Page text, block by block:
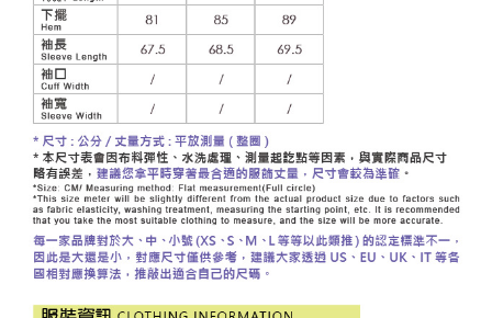
１．透過由恩沛科技股份有限公司提供之「AFTEE先享後付」服務完成之交
易，需依本服務之必要範圍內提供個人資料，並將交易相關給付款項請求債
權轉讓予恩沛科技股份有限公司。
２．關於個人資料處理事宜，請瀏覽以下網址：
https://aftee.tw/terms/#terms3
３．未成年的使用者請事先徵得法定代理人或監護人之同意方可使用
「AFTEE先享後付」，若未經同意申辦者引起之損失，本公司不負相關責
任。
４．使用「AFTEE先享後付」時，將依據個別帳號之用戶狀況，依本公司即
時審查核予不同之上限額度；若仍有額度不足之情形，本公司將視審查結果
請求用戶進行身份認證。
５．嚴禁一人註冊多個帳號或使用他人資訊註冊。若發現惡意使用之情形，
恩沛科技股份有限公司將有權停止該用戶之使用額度並採取法律行動。
付款後7-11取貨
每筆NT$120，滿NT$2,500(含以上)免運費
宅配
每筆NT$120，滿NT$2,500(含以上)免運費
宅配離島
每筆NT$120，滿NT$2,500(含以上)免運費
付款後門市自取
免運費